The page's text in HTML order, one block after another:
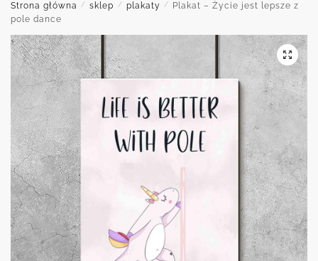
Strona główna / sklep / plakaty /
Plakat – Życie jest lepsze z
pole dance